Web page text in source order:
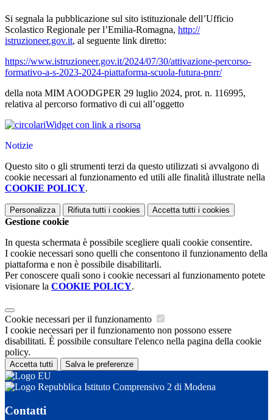
Si segnala la pubblicazione sul sito istituzionale dell’Ufficio
Scolastico Regionale per l’Emilia-Romagna, http://
istruzioneer.gov.it, al seguente link diretto:
https://www.istruzioneer.gov.it/2024/07/30/attivazione-percorso-
formativo-a-s-2023-2024-piattaforma-scuola-futura-pnrr/
della nota MIM AOODGPER 29 luglio 2024, prot. n. 116995,
relativa al percorso formativo di cui all’oggetto
Widget con link a risorsa
Notizie
Questo sito o gli strumenti terzi da questo utilizzati si avvalgono di
cookie necessari al funzionamento ed utili alle finalità illustrate nella
COOKIE POLICY.
Personalizza Rifiuta tutti i cookies Accetta tutti i cookies
Gestione cookie
In questa schermata è possibile scegliere quali cookie consentire.
I cookie necessari sono quelli che consentono il funzionamento della
piattaforma e non è possibile disabilitarli.
Per conoscere quali sono i cookie necessari al funzionamento potete
visionare la COOKIE POLICY.
Cookie necessari per il funzionamento
I cookie necessari per il funzionamento non possono essere
disabilitati. È possibile consultare l'elenco nella pagina della cookie
policy.
Accetta tutti Salva le preferenze
Istituto Comprensivo 2 di Modena
Contatti